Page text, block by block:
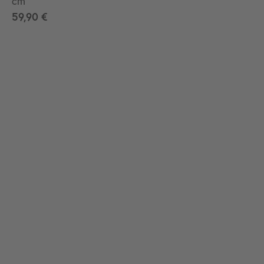
59,90 €